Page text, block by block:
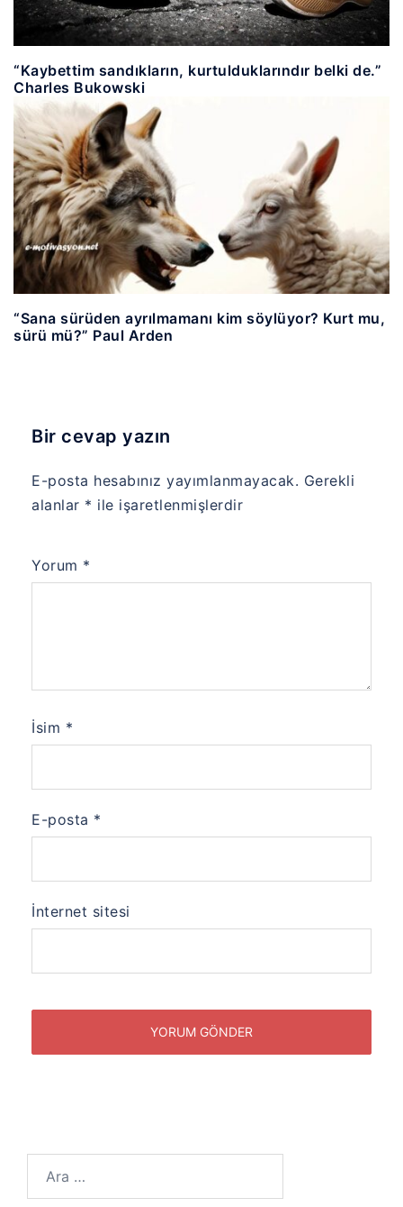
“Kaybettim sandıkların, kurtulduklarındır belki de.”
Charles Bukowski
“Sana sürüden ayrılmamanı kim söylüyor? Kurt mu,
sürü mü?” Paul Arden
Bir cevap yazın
E-posta hesabınız yayımlanmayacak. Gerekli
alanlar * ile işaretlenmişlerdir
Yorum *
İsim *
E-posta *
İnternet sitesi